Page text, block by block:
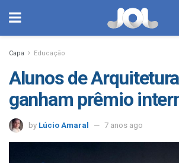
Capa Educação
Alunos de
ganham prêmio
by Lúcio Amaral 7 anos ago